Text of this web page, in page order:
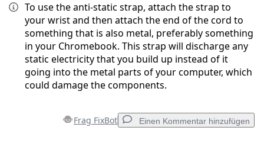
To use the anti-static strap, attach the strap to
your wrist and then attach the end of the cord to
something that is also metal, preferably something
in your Chromebook. This strap will discharge any
static electricity that you build up instead of it
going into the metal parts of your computer, which
could damage the components.
Frag FixBot Einen Kommentar hinzufügen